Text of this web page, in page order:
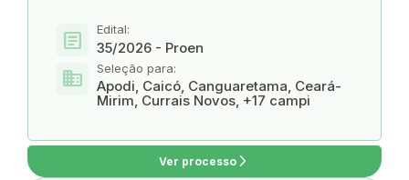
article Edital:
35/2026 - Proen
domain Seleção para:
Apodi, Caicó, Canguaretama, Ceará-
Mirim, Currais Novos, +17 campi
Ver processo arrow_forward_ios